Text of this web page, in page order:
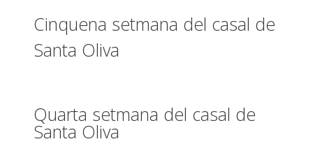
Cinquena setmana del casal de
Santa Oliva
Quarta setmana del casal de
Santa Oliva